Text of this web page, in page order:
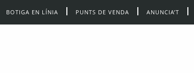
BOTIGA EN LÍNIA PUNTS DE VENDA ANUNCIA’T